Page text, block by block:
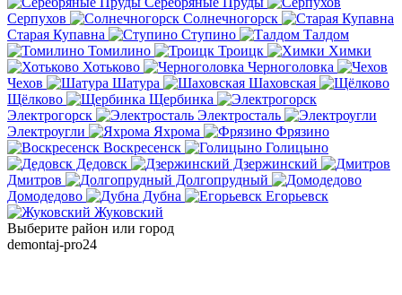
Серпухов
Солнечногорск
Старая Купавна
Ступино
Талдом
Томилино
Троицк
Химки
Хотьково
Черноголовка
Чехов
Шатура
Шаховская
Щёлково
Щербинка
Электрогорск
Электросталь
Электроугли
Яхрома
Фрязино
Воскресенск
Голицыно
Дедовск
Дзержинский
Дмитров
Долгопрудный
Домодедово
Дубна
Егорьевск
Жуковский
Выберите район или город
demontaj-pro24